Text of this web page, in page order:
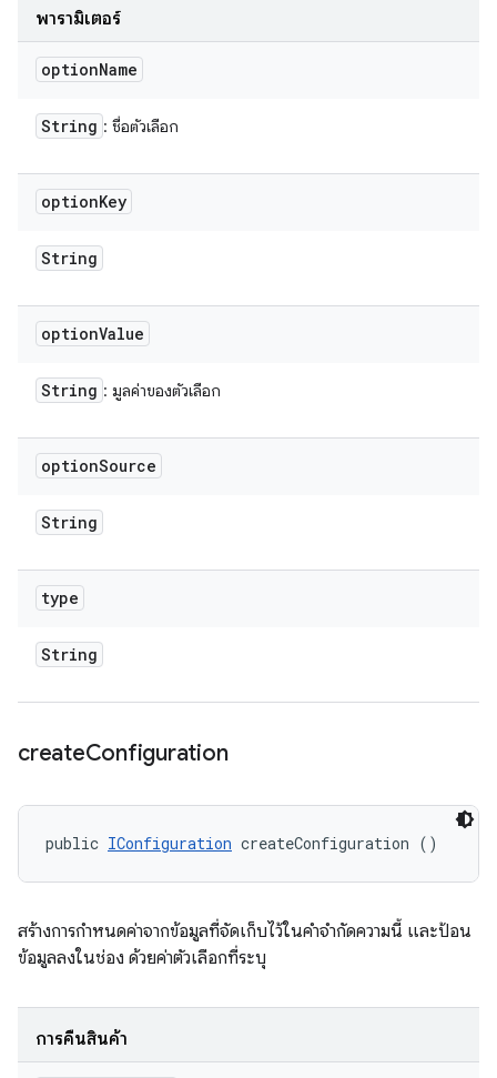
พารามิเตอร์
optionName
String : ชื่อตัวเลือก
optionKey
String
optionValue
String : มูลค่าของตัวเลือก
optionSource
String
type
String
createConfiguration
public IConfiguration createConfiguration ()
สร้างการกำหนดค่าจากข้อมูลที่จัดเก็บไว้ในคำจำกัดความนี้ และป้อน
ข้อมูลลงในช่อง ด้วยค่าตัวเลือกที่ระบุ
การคืนสินค้า